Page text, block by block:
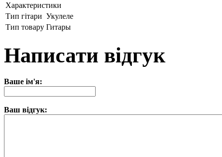
Характеристики
Тип гітари Укулеле
Тип товару Гитары
Написати відгук
Ваше ім'я:
Ваш відгук: